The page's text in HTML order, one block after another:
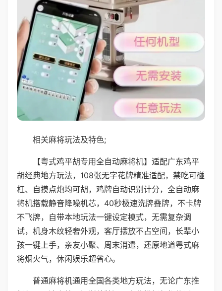
相关麻将玩法及特色;
【粤式鸡平胡专用全自动麻将机】适配广东鸡平
胡经典地方玩法，108张无字花牌精准适配，禁吃可碰
杠、自摸点炮均可胡，鸡牌自动识别计分，全自动麻
将机搭载静音降噪机芯，40秒极速洗牌叠牌，不卡牌
不飞牌，自带本地玩法一键设定模式，无需复杂调
试，机身木纹轻奢外观，客厅摆放不占空间，长辈小
孩一键上手，亲友小聚、周末消遣，还原地道粤式麻
将烟火气，休闲娱乐超省心。
普通麻将机通用全国各类地方玩法，无论广东推